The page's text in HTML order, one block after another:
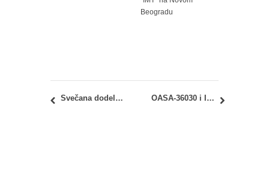
Beogradu
Svečana dodela diploma na proslavi Dana studenata, 04. aprila 2017. OASA-36030 i IASA-36030 – Organizacija građenja i osnove menadžmenta: Termin prvog kolokvijuma